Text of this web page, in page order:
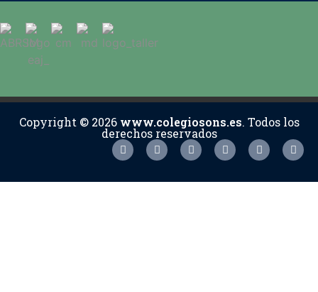
Copyright © 2026 www.colegiosons.es. Todos los
derechos reservados